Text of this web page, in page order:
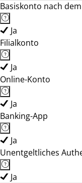
Basiskonto nach dem
Ja
Filialkonto
Ja
Online-Konto
Ja
Banking-App
Ja
Unentgeltliches
Ja